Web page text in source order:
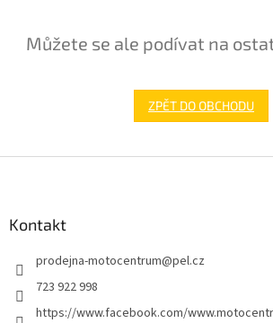
Můžete se ale podívat na
ZPĚT DO OBCHODU
Kontakt
prodejna-motocentrum@pel.cz
723 922 998
https://www.facebook.com/